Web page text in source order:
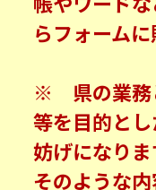
らフォームに
※ 県の業務
等を目的と
妨げになりま
そのような